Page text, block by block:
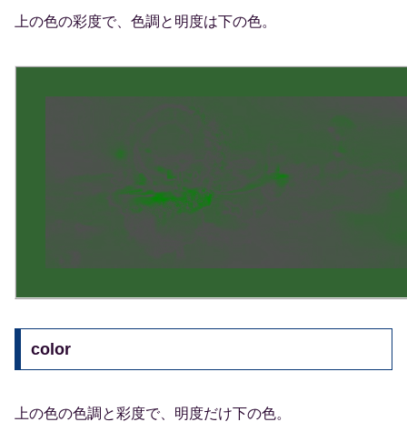
上の色の彩度で、色調と明度は下の色。
color
上の色の色調と彩度で、明度だけ下の色。